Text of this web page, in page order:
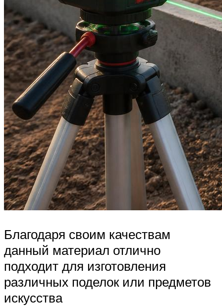
Благодаря своим качествам
данный материал отлично
подходит для изготовления
различных поделок или предметов
искусства